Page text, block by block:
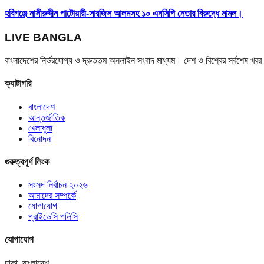
হবিগঞ্জে নাসীরুদ্দীন পাটোয়ারী-সারজিস আলমসহ ১০ এনসিপি নেতার বিরুদ্ধে মামল।
LIVE BANGLA
বাংলাদেশের নির্ভরযোগ্য ও দ্রুততম অনলাইন সংবাদ মাধ্যম। দেশ ও বিশ্বের সর্বশেষ
ক্যাটাগরি
বাংলাদেশ
আন্তর্জাতিক
খেলাধুলা
বিনোদন
গুরুত্বপূর্ণ লিংক
সংসদ নির্বাচন ২০২৬
আমাদের সম্পর্কে
যোগাযোগ
প্রাইভেসি পলিসি
যোগাযোগ